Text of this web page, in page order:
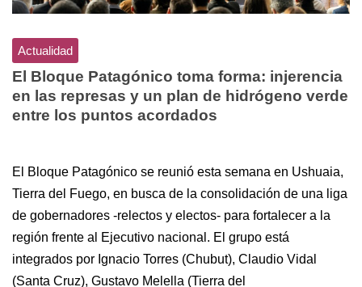
Actualidad
El Bloque Patagónico toma forma: injerencia
en las represas y un plan de hidrógeno verde
entre los puntos acordados
El Bloque Patagónico se reunió esta semana en Ushuaia,
Tierra del Fuego, en busca de la consolidación de una liga
de gobernadores -relectos y electos- para fortalecer a la
región frente al Ejecutivo nacional. El grupo está
integrados por Ignacio Torres (Chubut), Claudio Vidal
(Santa Cruz), Gustavo Melella (Tierra del